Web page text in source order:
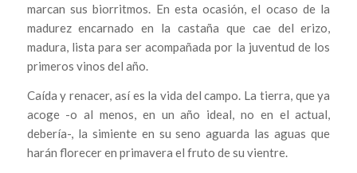
marcan sus biorritmos. En esta ocasión, el ocaso de la
madurez encarnado en la castaña que cae del erizo,
madura, lista para ser acompañada por la juventud de los
primeros vinos del año.
Caída y renacer, así es la vida del campo. La tierra, que ya
acoge -o al menos, en un año ideal, no en el actual,
debería-, la simiente en su seno aguarda las aguas que
harán florecer en primavera el fruto de su vientre.